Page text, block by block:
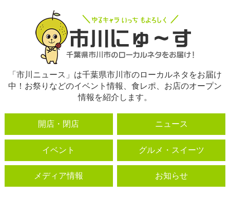
「市川ニュース」は千葉県市川市のローカルネタをお届け
中！お祭りなどのイベント情報、食レポ、お店のオープン
情報を紹介します。
開店・閉店 ニュース
イベント グルメ・スイーツ
メディア情報 お知らせ